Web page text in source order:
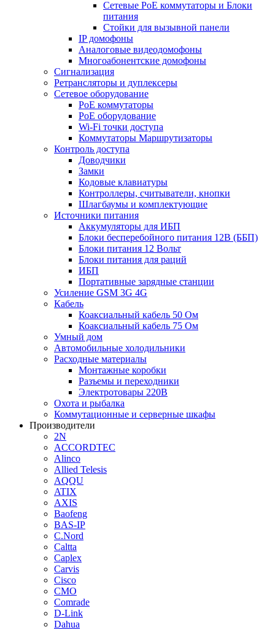
Сетевые PoE коммутаторы и Блоки
питания
Стойки для вызывной панели
IP домофоны
Аналоговые видеодомофоны
Многоабонентские домофоны
Сигнализация
Ретрансляторы и дуплексеры
Сетевое оборудование
PoE коммутаторы
PoE оборудование
Wi-Fi точки доступа
Коммутаторы Маршрутизаторы
Контроль доступа
Доводчики
Замки
Кодовые клавиатуры
Контроллеры, считыватели, кнопки
Шлагбаумы и комплектующие
Источники питания
Аккумуляторы для ИБП
Блоки бесперебойного питания 12В (ББП)
Блоки питания 12 Вольт
Блоки питания для раций
ИБП
Портативные зарядные станции
Усиление GSM 3G 4G
Кабель
Коаксиальный кабель 50 Ом
Коаксиальный кабель 75 Ом
Умный дом
Автомобильные холодильники
Расходные материалы
Монтажные коробки
Разъемы и переходники
Электротовары 220В
Охота и рыбалка
Коммутационные и серверные шкафы
Производители
2N
ACCORDTEC
Alinco
Allied Telesis
AQQU
ATIX
AXIS
Baofeng
BAS-IP
C.Nord
Caltta
Caplex
Carvis
Cisco
CMO
Comrade
D-Link
Dahua